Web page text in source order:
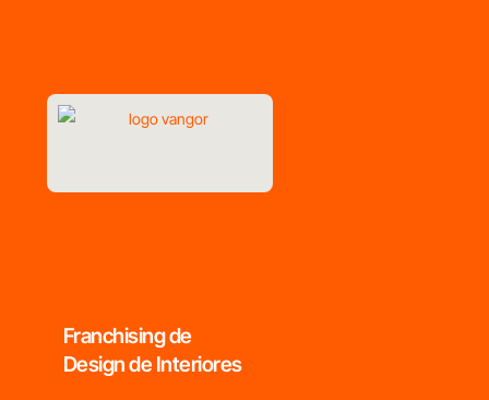
Franchising de
Design de Interiores